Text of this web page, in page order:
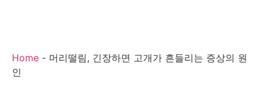
Home - 머리떨림, 긴장하면 고개가 흔들리는 증상의 원
인